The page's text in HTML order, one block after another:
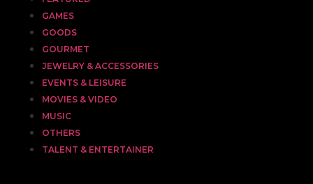
GAMES
GOODS
GOURMET
JEWELRY & ACCESSORIES
EVENTS & LEISURE
MOVIES & VIDEO
MUSIC
OTHERS
TALENT & ENTERTAINER